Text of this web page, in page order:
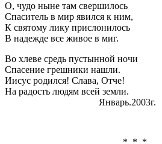
О, чудо ныне там свершилось
Спаситель в мир явился к ним,
К святому лику прислонилось
В надежде все живое в миг.
Во хлеве средь пустынной ночи
Спасение грешники нашли.
Иисус родился! Слава, Отче!
На радость людям всей земли.
Январь.2003г.